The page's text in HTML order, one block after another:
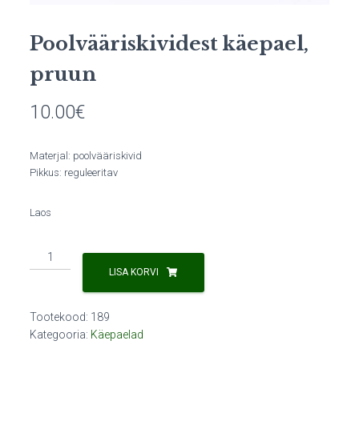
Poolvääriskividest käepael,
pruun
10.00€
Materjal: poolvääriskivid
Pikkus: reguleeritav
Laos
Poolvääriskividest
käepael,
LISA KORVI
Tootekood: 189
Kategooria: Käepaelad